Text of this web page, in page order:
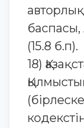
(15.8 б.п).
18)